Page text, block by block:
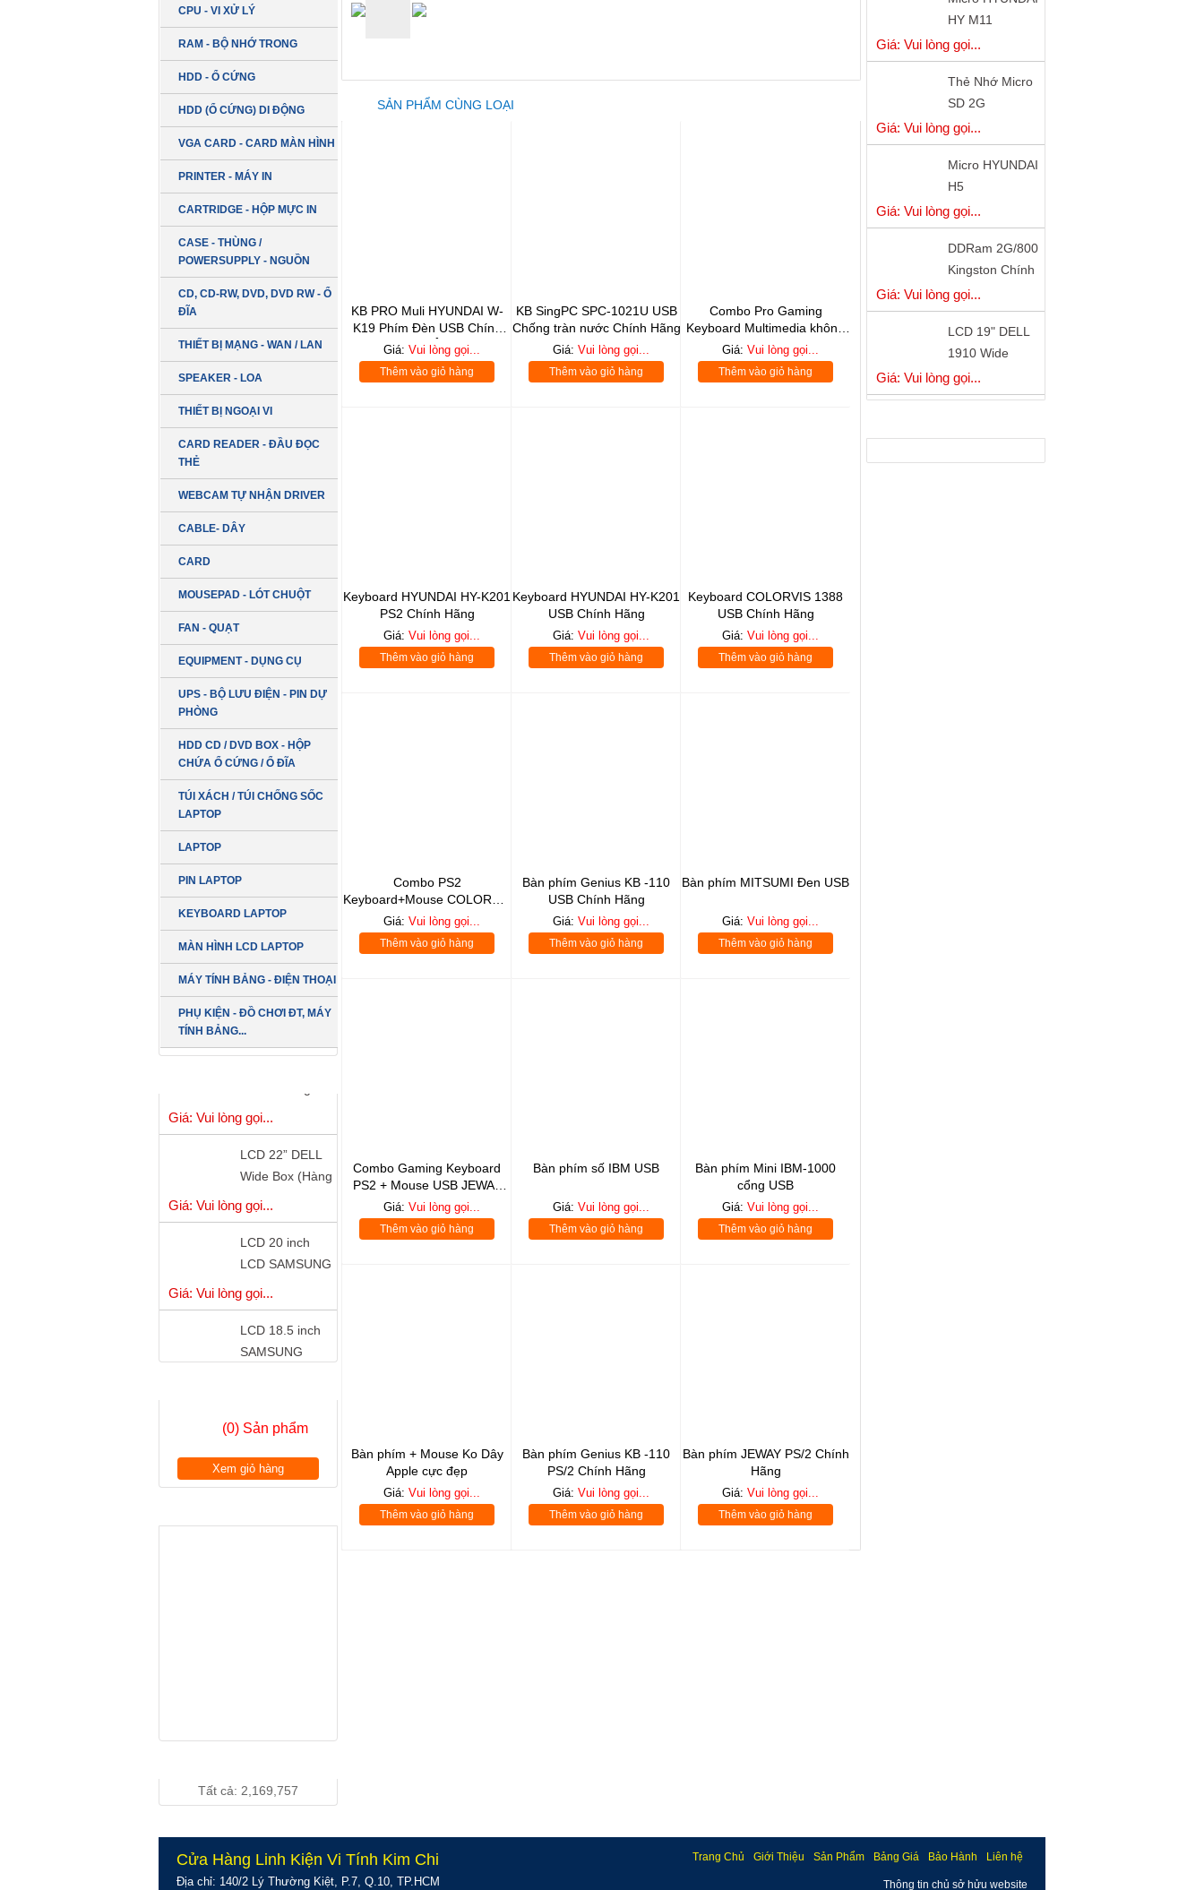
CPU - VI XỬ LÝ
RAM - BỘ NHỚ TRONG
HDD - Ổ CỨNG
HDD (Ổ CỨNG) DI ĐỘNG
VGA CARD - CARD MÀN HÌNH
PRINTER - MÁY IN
CARTRIDGE - HỘP MỰC IN
CASE - THÙNG /
POWERSUPPLY - NGUỒN
CD, CD-RW, DVD, DVD RW - Ổ
ĐĨA
THIẾT BỊ MẠNG - WAN / LAN
SPEAKER - LOA
THIẾT BỊ NGOẠI VI
CARD READER - ĐẦU ĐỌC
THẺ
WEBCAM TỰ NHẬN DRIVER
CABLE- DÂY
CARD
MOUSEPAD - LÓT CHUỘT
FAN - QUẠT
EQUIPMENT - DỤNG CỤ
UPS - BỘ LƯU ĐIỆN - PIN DỰ
PHÒNG
HDD CD / DVD BOX - HỘP
CHỨA Ổ CỨNG / Ổ ĐĨA
TÚI XÁCH / TÚI CHỐNG SỐC
LAPTOP
LAPTOP
PIN LAPTOP
KEYBOARD LAPTOP
MÀN HÌNH LCD LAPTOP
MÁY TÍNH BẢNG - ĐIỆN THOẠI
PHỤ KIỆN - ĐỒ CHƠI ĐT, MÁY
TÍNH BẢNG...LCD 19 inch
DELL Vuông Box
LCD 22” DELL
Giá: Vui lòng gọi...
LCD 20 inch
Giá: Vui lòng gọi...
LCD 18.5 inch
có cổng DVI
Giá: Vui lòng gọi...
Chính Hãng
Giá: Vui lòng gọi...
LCD 18.5”
Giá: Vui lòng gọi...
(0) Sản phẩm
Xem giỏ hàng
Tất cả: 2,169,757
Giá: Vui lòng gọi...
Thẻ Nhớ Micro
Giá: Vui lòng gọi...
Micro HYUNDAI
Giá: Vui lòng gọi...
DDRam 2G/800
Giá: Vui lòng gọi...
LCD 19" DELL
Giá: Vui lòng gọi...
Mainboard
SẢN PHẨM CÙNG LOẠI
KB PRO Muli HYUNDAI W-
K19 Phím Đèn USB Chính
Hãng CHUYÊN GAME
Giá: Vui lòng gọi...
Thêm vào giỏ hàng
KB SingPC SPC-1021U USB
Chống tràn nước Chính Hãng
Giá: Vui lòng gọi...
Thêm vào giỏ hàng
Combo Pro Gaming
Keyboard Multimedia không
bay chữ, chống tràn nước +
Mouse JEWAY 8803 cực đẹp
Giá: Vui lòng gọi...
Thêm vào giỏ hàng
Keyboard HYUNDAI HY-K201
PS2 Chính Hãng
Giá: Vui lòng gọi...
Thêm vào giỏ hàng
Keyboard HYUNDAI HY-K201
USB Chính Hãng
Giá: Vui lòng gọi...
Thêm vào giỏ hàng
Keyboard COLORVIS 1388
USB Chính Hãng
Giá: Vui lòng gọi...
Thêm vào giỏ hàng
Combo PS2
Keyboard+Mouse COLORVIS
8888, chuyên dùng cho
phòng NET.
Giá: Vui lòng gọi...
Thêm vào giỏ hàng
Bàn phím Genius KB -110
USB Chính Hãng
Giá: Vui lòng gọi...
Thêm vào giỏ hàng
Bàn phím MITSUMI Đen USB
Giá: Vui lòng gọi...
Thêm vào giỏ hàng
Combo Gaming Keyboard
PS2 + Mouse USB JEWAY
8225
Giá: Vui lòng gọi...
Thêm vào giỏ hàng
Bàn phím số IBM USB
Giá: Vui lòng gọi...
Thêm vào giỏ hàng
Bàn phím Mini IBM-1000
cổng USB
Giá: Vui lòng gọi...
Thêm vào giỏ hàng
Bàn phím + Mouse Ko Dây
Apple cực đẹp
Giá: Vui lòng gọi...
Thêm vào giỏ hàng
Bàn phím Genius KB -110
PS/2 Chính Hãng
Giá: Vui lòng gọi...
Thêm vào giỏ hàng
Bàn phím JEWAY PS/2 Chính
Hãng
Giá: Vui lòng gọi...
Thêm vào giỏ hàng
Cửa Hàng Linh Kiện Vi Tính Kim Chi
Địa chỉ: 140/2 Lý Thường Kiệt, P.7, Q.10, TP.HCM
Liên hệ
Bảo Hành
Bảng Giá
Sản Phẩm
Giới Thiệu
Trang Chủ
Thông tin chủ sở hửu website